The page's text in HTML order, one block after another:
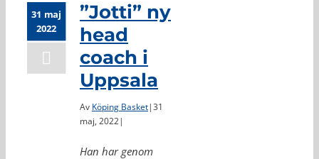
31 maj
2022
”Jotti” ny
head
coach i
Uppsala
Av Köping Basket|31
maj, 2022|
Han har genom